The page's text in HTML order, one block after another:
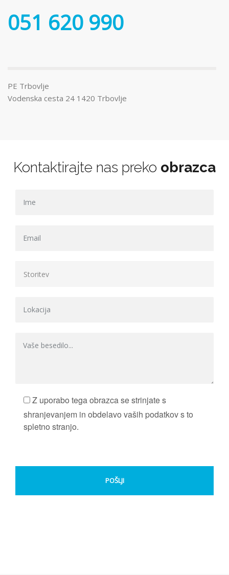
051 620 990
PE Trbovlje
Vodenska cesta 24 1420 Trbovlje
Kontaktirajte nas preko obrazca
Z uporabo tega obrazca se strinjate s
shranjevanjem in obdelavo vaših podatkov s to
spletno stranjo.